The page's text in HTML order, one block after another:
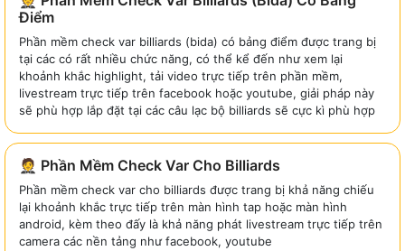
Điểm
Phần mềm check var billiards (bida) có bảng điểm được trang bị
tại các có rất nhiều chức năng, có thể kể đến như xem lại
khoảnh khắc highlight, tải video trực tiếp trên phần mềm,
livestream trực tiếp trên facebook hoặc youtube, giải pháp này
sẽ phù hợp lắp đặt tại các câu lạc bộ billiards sẽ cực kì phù hợp
🤵 Phần Mềm Check Var Cho Billiards
Phần mềm check var cho billiards được trang bị khả năng chiếu
lại khoảnh khắc trực tiếp trên màn hình tap hoặc màn hình
android, kèm theo đấy là khả năng phát livestream trực tiếp trên
camera các nền tảng như facebook, youtube